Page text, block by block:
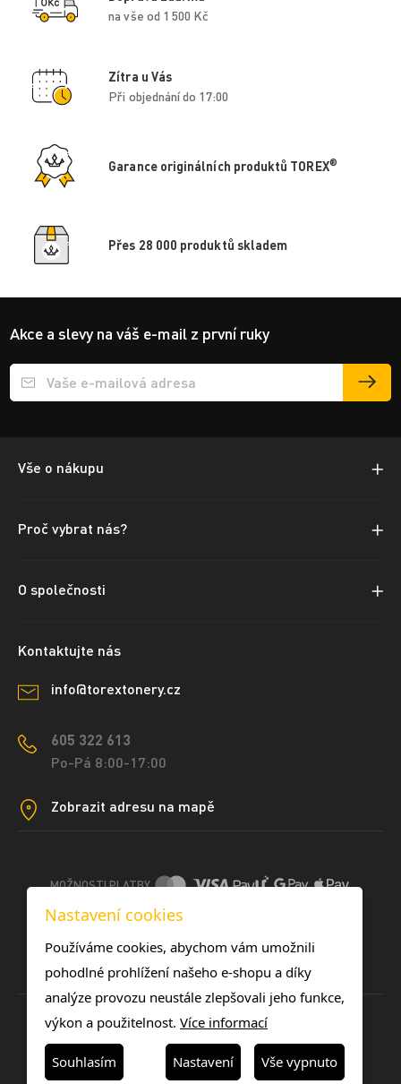
na vše od 1 500 Kč
Zítra u Vás
Při objednání do 17:00
Garance originálních produktů TOREX®
Přes 28 000 produktů skladem
Akce a slevy na váš e-mail z první ruky
Přihlášení e-mailu k odběru
Vše o nákupu
Proč vybrat nás?
O společnosti
Kontaktujte nás
info@torextonery.cz
605 322 613
Po-Pá 8:00-17:00
Zobrazit adresu na mapě
MOŽNOSTI PLATBY
DOPRAVNÍ METODY
Nastavení cookies
Používáme cookies, abychom vám umožnili
pohodlné prohlížení našeho e-shopu a díky
analýze provozu neustále zlepšovali jeho funkce,
výkon a použitelnost. Více informací
Souhlasím Nastavení Vše vypnuto